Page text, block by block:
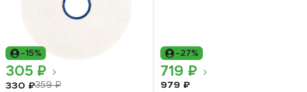
-15%
305 ₽
330 ₽359 ₽
-27%
719 ₽
979 ₽